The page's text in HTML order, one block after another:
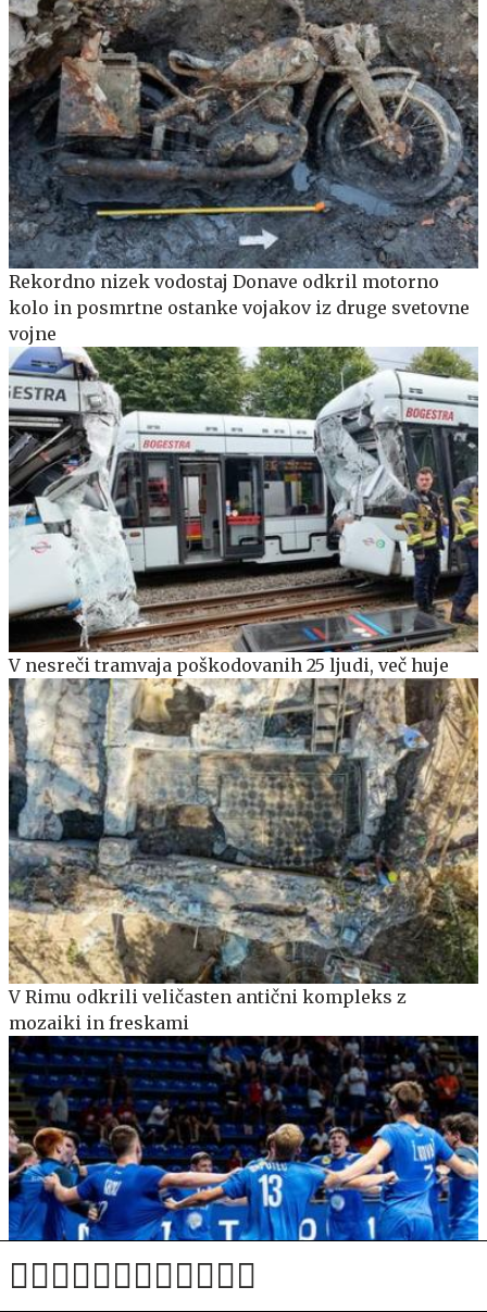
Rekordno nizek vodostaj Donave odkril motorno
kolo in posmrtne ostanke vojakov iz druge svetovne
vojne
V nesreči tramvaja poškodovanih 25 ljudi, več huje
V Rimu odkrili veličasten antični kompleks z
mozaiki in freskami